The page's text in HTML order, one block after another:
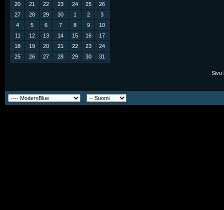
20
21 22 23 24 25
26
27
28 29 30 1 2
3
4
5 6 7 8 9
10
11
12 13 14 15 16
17
18
19 20 21 22 23
24
25
26 27 28 29 30 31
Sivu